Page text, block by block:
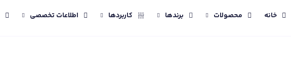
خانه محصولات برندها کاربردها اطلاعات تخصصی